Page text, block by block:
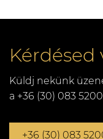
Kérdésed
Küldj nekünk
a +36 (30) 083
+36 (30) 083